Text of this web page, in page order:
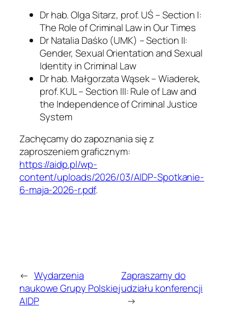
Dr hab. Olga Sitarz, prof. UŚ – Section I:
The Role of Criminal Law in Our Times
Dr Natalia Daśko (UMK) – Section II:
Gender, Sexual Orientation and Sexual
Identity in Criminal Law
Dr hab. Małgorzata Wąsek – Wiaderek,
prof. KUL – Section III: Rule of Law and
the Independence of Criminal Justice
System
Zachęcamy do zapoznania się z
zaproszeniem graficznym:
https://aidp.pl/wp-
content/uploads/2026/03/AIDP-Spotkanie-
6-maja-2026-r.pdf.
← Wydarzenia
naukowe Grupy Polskiej
AIDP
Zapraszamy do
udziału konferencji
→